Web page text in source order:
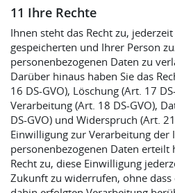
11 Ihre Rechte
Ihnen steht das Recht zu,
gespeicherten und Ihrer Person
personenbezogenen Daten zu
Darüber hinaus haben Sie das
16 DS-GVO), Löschung (Art. 17
Verarbeitung (Art. 18 DS-GVO),
DS-GVO) und Widerspruch (Art.
Einwilligung zur Verarbeitung der
personenbezogenen Daten erteilt
Recht zu, diese Einwilligung
Zukunft zu widerrufen, ohne